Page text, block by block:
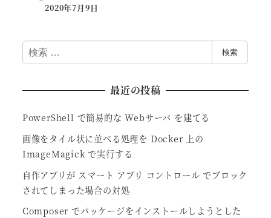
2020年7月9日
検
索
検索
最近の投稿
PowerShell で簡易的な Webサーバ を建てる
画像をタイル状に並べる処理を Docker 上の
ImageMagick で実行する
自作アプリが スマート アプリ コントロール でブロック
されてしまった場合の対処
Composer でパッケージをインストールしようとした